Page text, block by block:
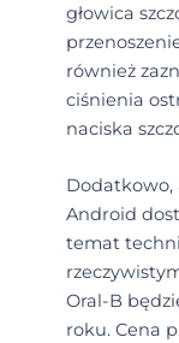
głowica
również
ciśnienia
naciska
Dodatkowo,
Android
temat
Oral-B
roku. Cena